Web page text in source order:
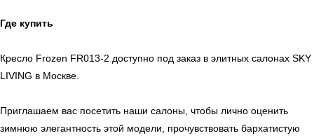
Где купить
Кресло Frozen FR013-2 доступно под заказ в элитных салонах SKY
LIVING в Москве.
Приглашаем вас посетить наши салоны, чтобы лично оценить
зимнюю элегантность этой модели, прочувствовать бархатистую
Политика конфиденциальности
Политика возврата товаров
Telegram и YouTube ограничены на территории РФ
(на основании ФЗ-149 "Об информации")